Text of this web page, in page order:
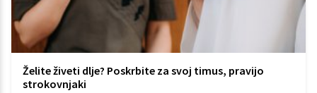
Želite živeti dlje? Poskrbite za svoj timus, pravijo
strokovnjaki